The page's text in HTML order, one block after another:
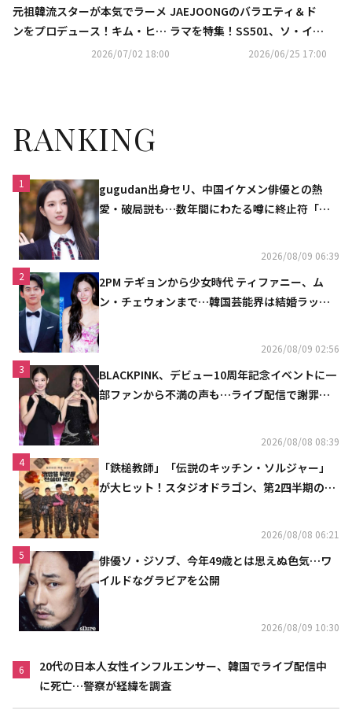
元祖韓流スターが本気でラーメ
ンをプロデュース！キム・ヒョ
ンジュン＆ホ・ヨンセン、日本
2026/07/02 18:00
JAEJOONGのバラエティ＆ド
ラマを特集！SS501、ソ・イン
グクのライブや日本初放送のド
2026/06/25 17:00
RANKING
1
gugudan出身セリ、中国イケメン俳優との熱
愛・破局説も…数年間にわたる噂に終止符「邪
2026/08/09 06:39
2
2PM テギョンから少女時代 ティファニー、ム
ン・チェウォンまで…韓国芸能界は結婚ラッシ
2026/08/09 02:56
3
BLACKPINK、デビュー10周年記念イベントに一
部ファンから不満の声も…ライブ配信で謝罪
2026/08/08 08:39
4
「鉄槌教師」「伝説のキッチン・ソルジャー」
が大ヒット！スタジオドラゴン、第2四半期の売
2026/08/08 06:21
5
俳優ソ・ジソブ、今年49歳とは思えぬ色気…ワ
イルドなグラビアを公開
2026/08/09 10:30
6
20代の日本人女性インフルエンサー、韓国でライブ配信中
に死亡…警察が経緯を調査